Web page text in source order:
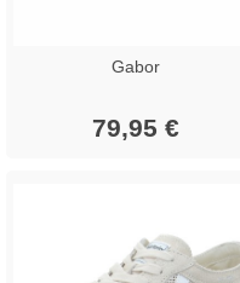
Gabor
79,95 €